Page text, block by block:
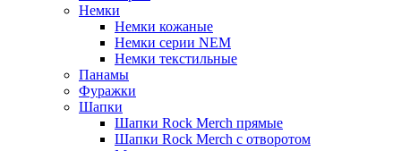
Немки
Немки кожаные
Немки серии NEM
Немки текстильные
Панамы
Фуражки
Шапки
Шапки Rock Merch прямые
Шапки Rock Merch с отворотом